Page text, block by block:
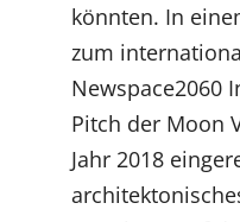
könnten. In
zum
Newspace2060
Pitch der Moon
Jahr 2018